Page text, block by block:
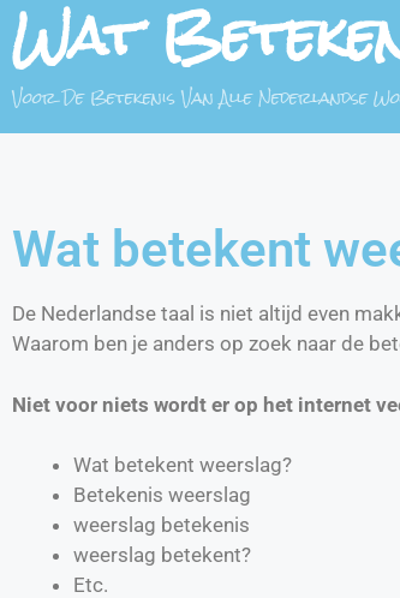
Wat
Voor De Betekenis Van Alle Nederlandse
Wat betekent
De Nederlandse taal is niet altijd even
Waarom ben je anders op zoek naar de
Niet voor niets wordt er op het internet
Wat betekent weerslag?
Betekenis weerslag
weerslag betekenis
weerslag betekent?
Etc.